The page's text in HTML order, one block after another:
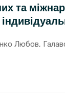
та
Любов,